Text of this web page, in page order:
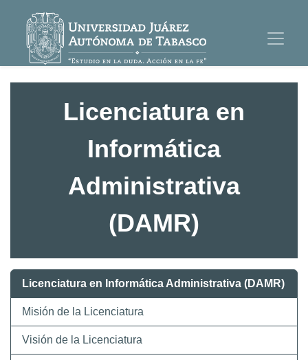
Licenciatura en
Informática
Administrativa
(DAMR)
Licenciatura en Informática Administrativa (DAMR)
Misión de la Licenciatura
Visión de la Licenciatura